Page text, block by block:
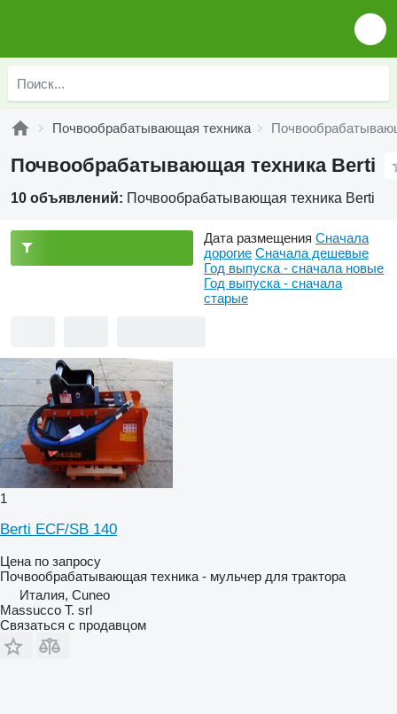
Почвообрабатывающая техника
Почвообрабатывающая техника Berti
10 объявлений: Почвообрабатывающая техника Berti
Дата размещения Сначала
дорогие Сначала дешевые
Год выпуска - сначала новые
Год выпуска - сначала
старые
1
Berti ECF/SB 140
Цена по запросу
Почвообрабатывающая техника - мульчер для трактора
Италия, Cuneo
Massucco T. srl
Связаться с продавцом